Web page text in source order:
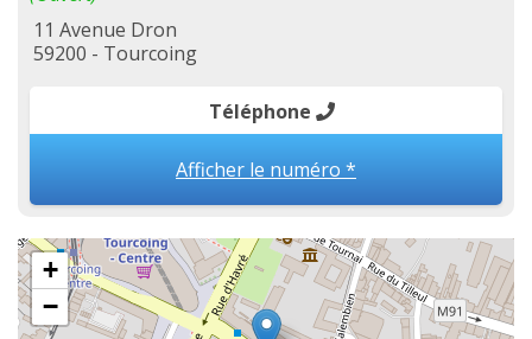
11 Avenue Dron
59200 - Tourcoing
Téléphone
Afficher le numéro *
+
−